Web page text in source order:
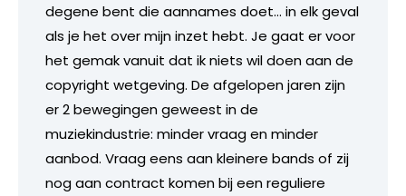
degene bent die aannames doet… in elk geval
als je het over mijn inzet hebt. Je gaat er voor
het gemak vanuit dat ik niets wil doen aan de
copyright wetgeving. De afgelopen jaren zijn
er 2 bewegingen geweest in de
muziekindustrie: minder vraag en minder
aanbod. Vraag eens aan kleinere bands of zij
nog aan contract komen bij een reguliere